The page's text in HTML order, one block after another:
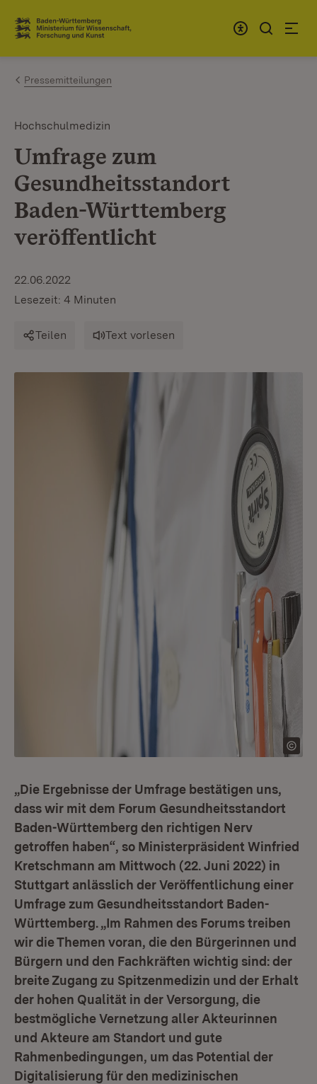
Zum Inhalt springen
Link zur Startseite
Pressemitteilungen
Hochschulmedizin
Umfrage zum
Gesundheitsstandort
Baden-Württemberg
veröffentlicht
22.06.2022
Lesezeit: 4 Minuten
Teilen Text vorlesen
„Die Ergebnisse der Umfrage bestätigen uns,
dass wir mit dem Forum Gesundheitsstandort
Baden-Württemberg den richtigen Nerv
getroffen haben“, so Ministerpräsident Winfried
Kretschmann am Mittwoch (22. Juni 2022) in
Stuttgart anlässlich der Veröffentlichung einer
Umfrage zum Gesundheitsstandort Baden-
Württemberg. „Im Rahmen des Forums treiben
wir die Themen voran, die den Bürgerinnen und
Bürgern und den Fachkräften wichtig sind: der
breite Zugang zu Spitzenmedizin und der Erhalt
der hohen Qualität in der Versorgung, die
bestmögliche Vernetzung aller Akteurinnen
und Akteure am Standort und gute
Rahmenbedingungen, um das Potential der
Digitalisierung für den medizinischen